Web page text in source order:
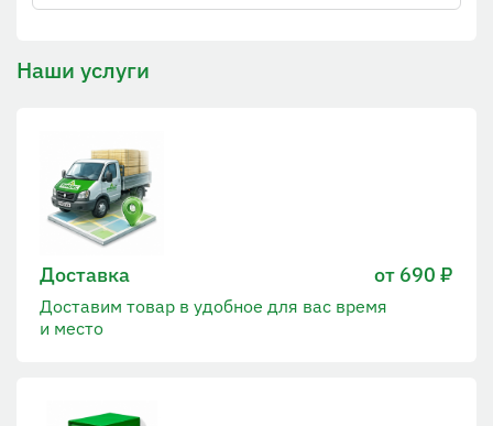
Наши услуги
Доставка от 690 ₽
Доставим товар в удобное для вас время
и место